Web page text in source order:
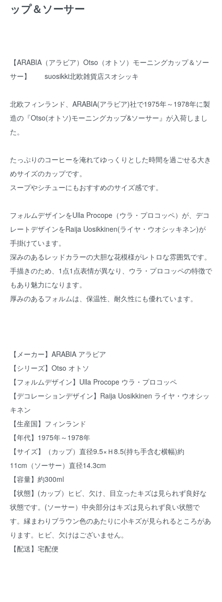
ップ＆ソーサー
【ARABIA（アラビア）Otso（オトソ）モーニングカップ＆ソー
サー】 suosikki北欧雑貨店スオシッキ
北欧フィンランド、ARABIA(アラビア)社で1975年～1978年に製
造の『Otso(オトソ)モーニングカップ&ソーサー』が入荷しまし
た。
たっぷりのコーヒーを淹れてゆっくりとした時間を過ごせる大き
めサイズのカップです。
スープやシチューにもおすすめのサイズ感です。
フォルムデザインをUlla Procope（ウラ・プロコッペ）が、デコ
レートデザインをRaija Uosikkinen(ライヤ・ウオシッキネン)が
手掛けています。
深みのあるレッドカラーの大胆な花模様がレトロな雰囲気です。
手描きのため、1点1点表情が異なり、ウラ・プロコッペの特徴で
もあり魅力になります。
厚みのあるフォルムは、保温性、耐久性にも優れています。
【メーカー】ARABIA アラビア
【シリーズ】Otso オトソ
【フォルムデザイン】Ulla Procope ウラ・プロコッペ
【デコレーションデザイン】Raija Uosikkinen ライヤ・ウオシッ
キネン
【生産国】フィンランド
【年代】1975年～1978年
【サイズ】（カップ）直径9.5×Ｈ8.5(持ち手含む横幅)約
11cm（ソーサー）直径14.3cm
【容量】約300ml
【状態】(カップ）ヒビ、欠け、目立ったキズは見られず良好な
状態です。(ソーサー）中央部分はキズは見られず良い状態で
す。縁まわりブラウン色のあたりに小キズが見られるところがあ
ります。ヒビ、欠けはございません。
【配送】宅配便